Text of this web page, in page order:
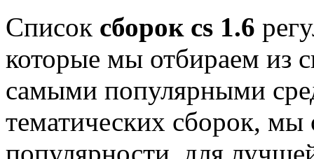
Список сборок cs 1.6
которые мы отбираем из
самыми популярными
тематических сборок, мы